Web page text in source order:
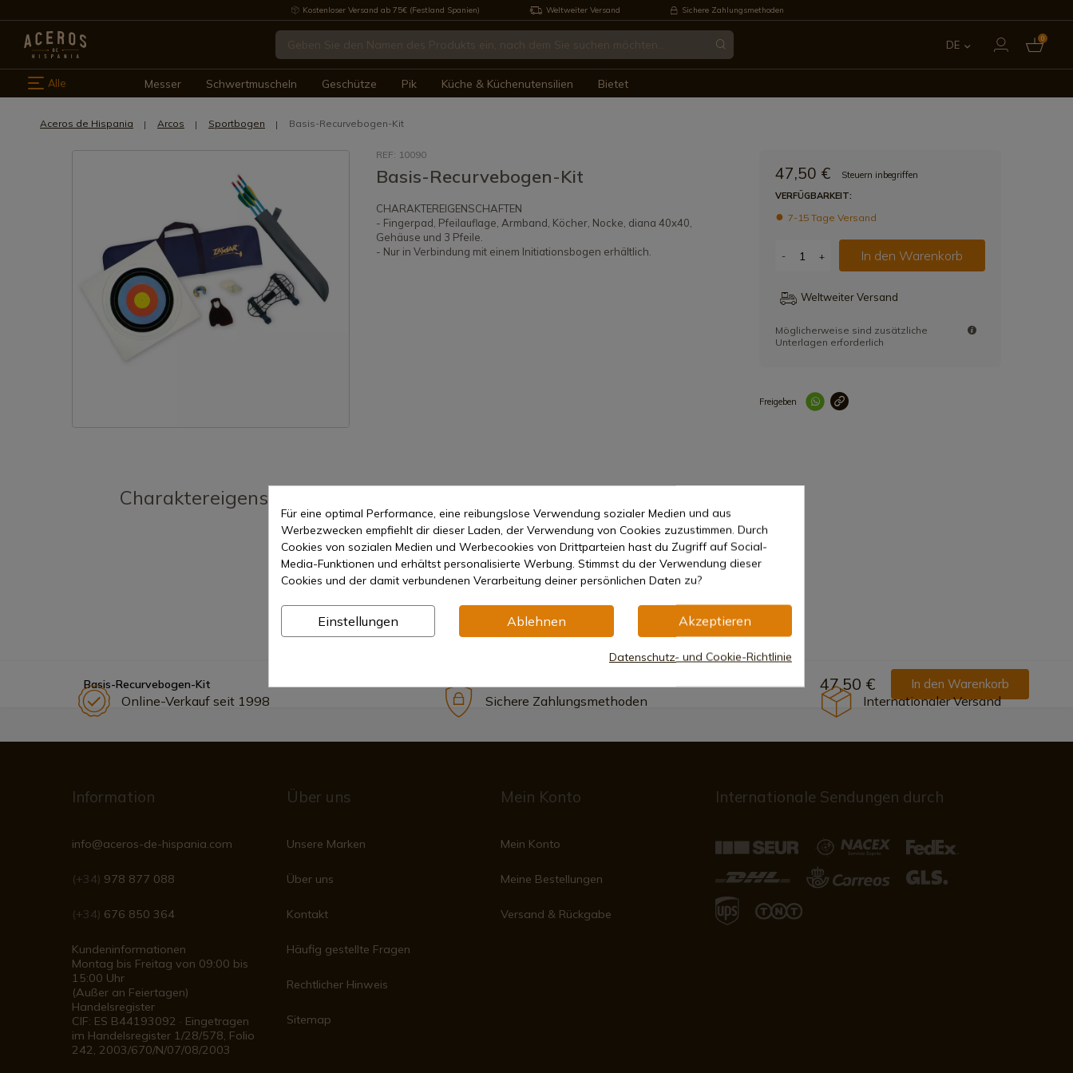
Kostenloser Versand ab 75€ (Festland Spanien) Weltweiter Versand Sichere Zahlungsmethoden
DE 0
Alle Messer Schwertmuscheln Geschütze Pik Küche & Küchenutensilien Bietet
Aceros de Hispania Arcos Sportbogen Basis-Recurvebogen-Kit
REF: 10090
Basis-Recurvebogen-Kit
CHARAKTEREIGENSCHAFTEN
- Fingerpad, Pfeilauflage, Armband, Köcher, Nocke, diana 40x40,
Gehäuse und 3 Pfeile.
- Nur in Verbindung mit einem Initiationsbogen erhältlich.
47,50 €
Steuern inbegriffen
VERFÜGBARKEIT:
7-15 Tage Versand
- + In den Warenkorb
Weltweiter Versand
Möglicherweise sind zusätzliche
Unterlagen erforderlich
Freigeben
Charaktereigenschaften
Basis-Recurvebogen-Kit 47,50 € In den Warenkorb
Online-Verkauf seit 1998 Sichere Zahlungsmethoden Internationaler Versand
Information
info@aceros-de-hispania.com
(+34) 978 877 088
(+34) 676 850 364
Kundeninformationen
Montag bis Freitag von 09:00 bis
15:00 Uhr
(Außer an Feiertagen)
Handelsregister
CIF: ES B44193092 · Eingetragen
im Handelsregister 1/28/578, Folio
242, 2003/670/N/07/08/2003
Über uns
Unsere Marken
Über uns
Kontakt
Häufig gestellte Fragen
Rechtlicher Hinweis
Sitemap
Mein Konto
Mein Konto
Meine Bestellungen
Versand & Rückgabe
Internationale Sendungen durch
Für eine optimal Performance, eine reibungslose Verwendung sozialer Medien und aus
Werbezwecken empfiehlt dir dieser Laden, der Verwendung von Cookies zuzustimmen. Durch
Cookies von sozialen Medien und Werbecookies von Drittparteien hast du Zugriff auf Social-
Media-Funktionen und erhältst personalisierte Werbung. Stimmst du der Verwendung dieser
Cookies und der damit verbundenen Verarbeitung deiner persönlichen Daten zu?
Einstellungen Ablehnen Akzeptieren
Datenschutz- und Cookie-Richtlinie